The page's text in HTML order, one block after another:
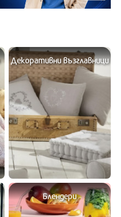
Декоративни възглавници
Блендери